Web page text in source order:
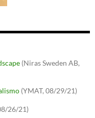
(Niras Sweden AB,
(YMAT, 08/29/21)
26/21)